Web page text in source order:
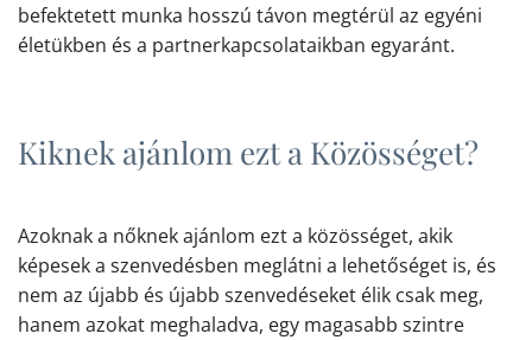
befektetett munka hosszú távon megtérül az egyéni
életükben és a partnerkapcsolataikban egyaránt.
Kiknek ajánlom ezt a Közösséget?
Azoknak a nőknek ajánlom ezt a közösséget, akik
képesek a szenvedésben meglátni a lehetőséget is, és
nem az újabb és újabb szenvedéseket élik csak meg,
hanem azokat meghaladva, egy magasabb szintre